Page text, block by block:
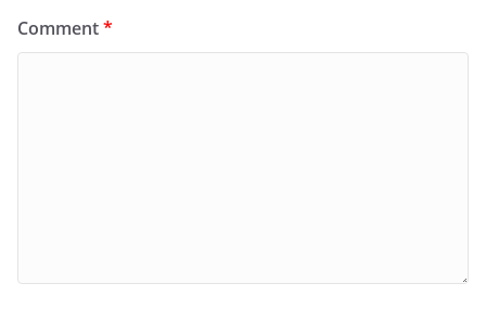
Comment*